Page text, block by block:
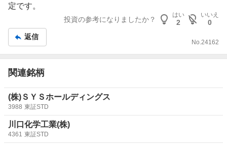
定です。
投資の参考になりましたか？
はい
2
いいえ
0
返信
No. 24162
関連銘柄
(株)ＳＹＳホールディングス
3988 東証STD
川口化学工業(株)
4361 東証STD